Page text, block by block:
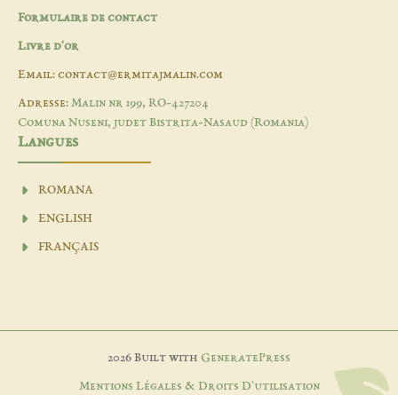
Formulaire de contact
Livre d'or
Email: contact@ermitajmalin.com
Adresse: Malin nr 199, RO-427204
Comuna Nuseni, judet Bistrita-Nasaud (Romania)
Langues
ROMANA
ENGLISH
FRANÇAIS
2026 Built with GeneratePress
Mentions Légales & Droits D'utilisation